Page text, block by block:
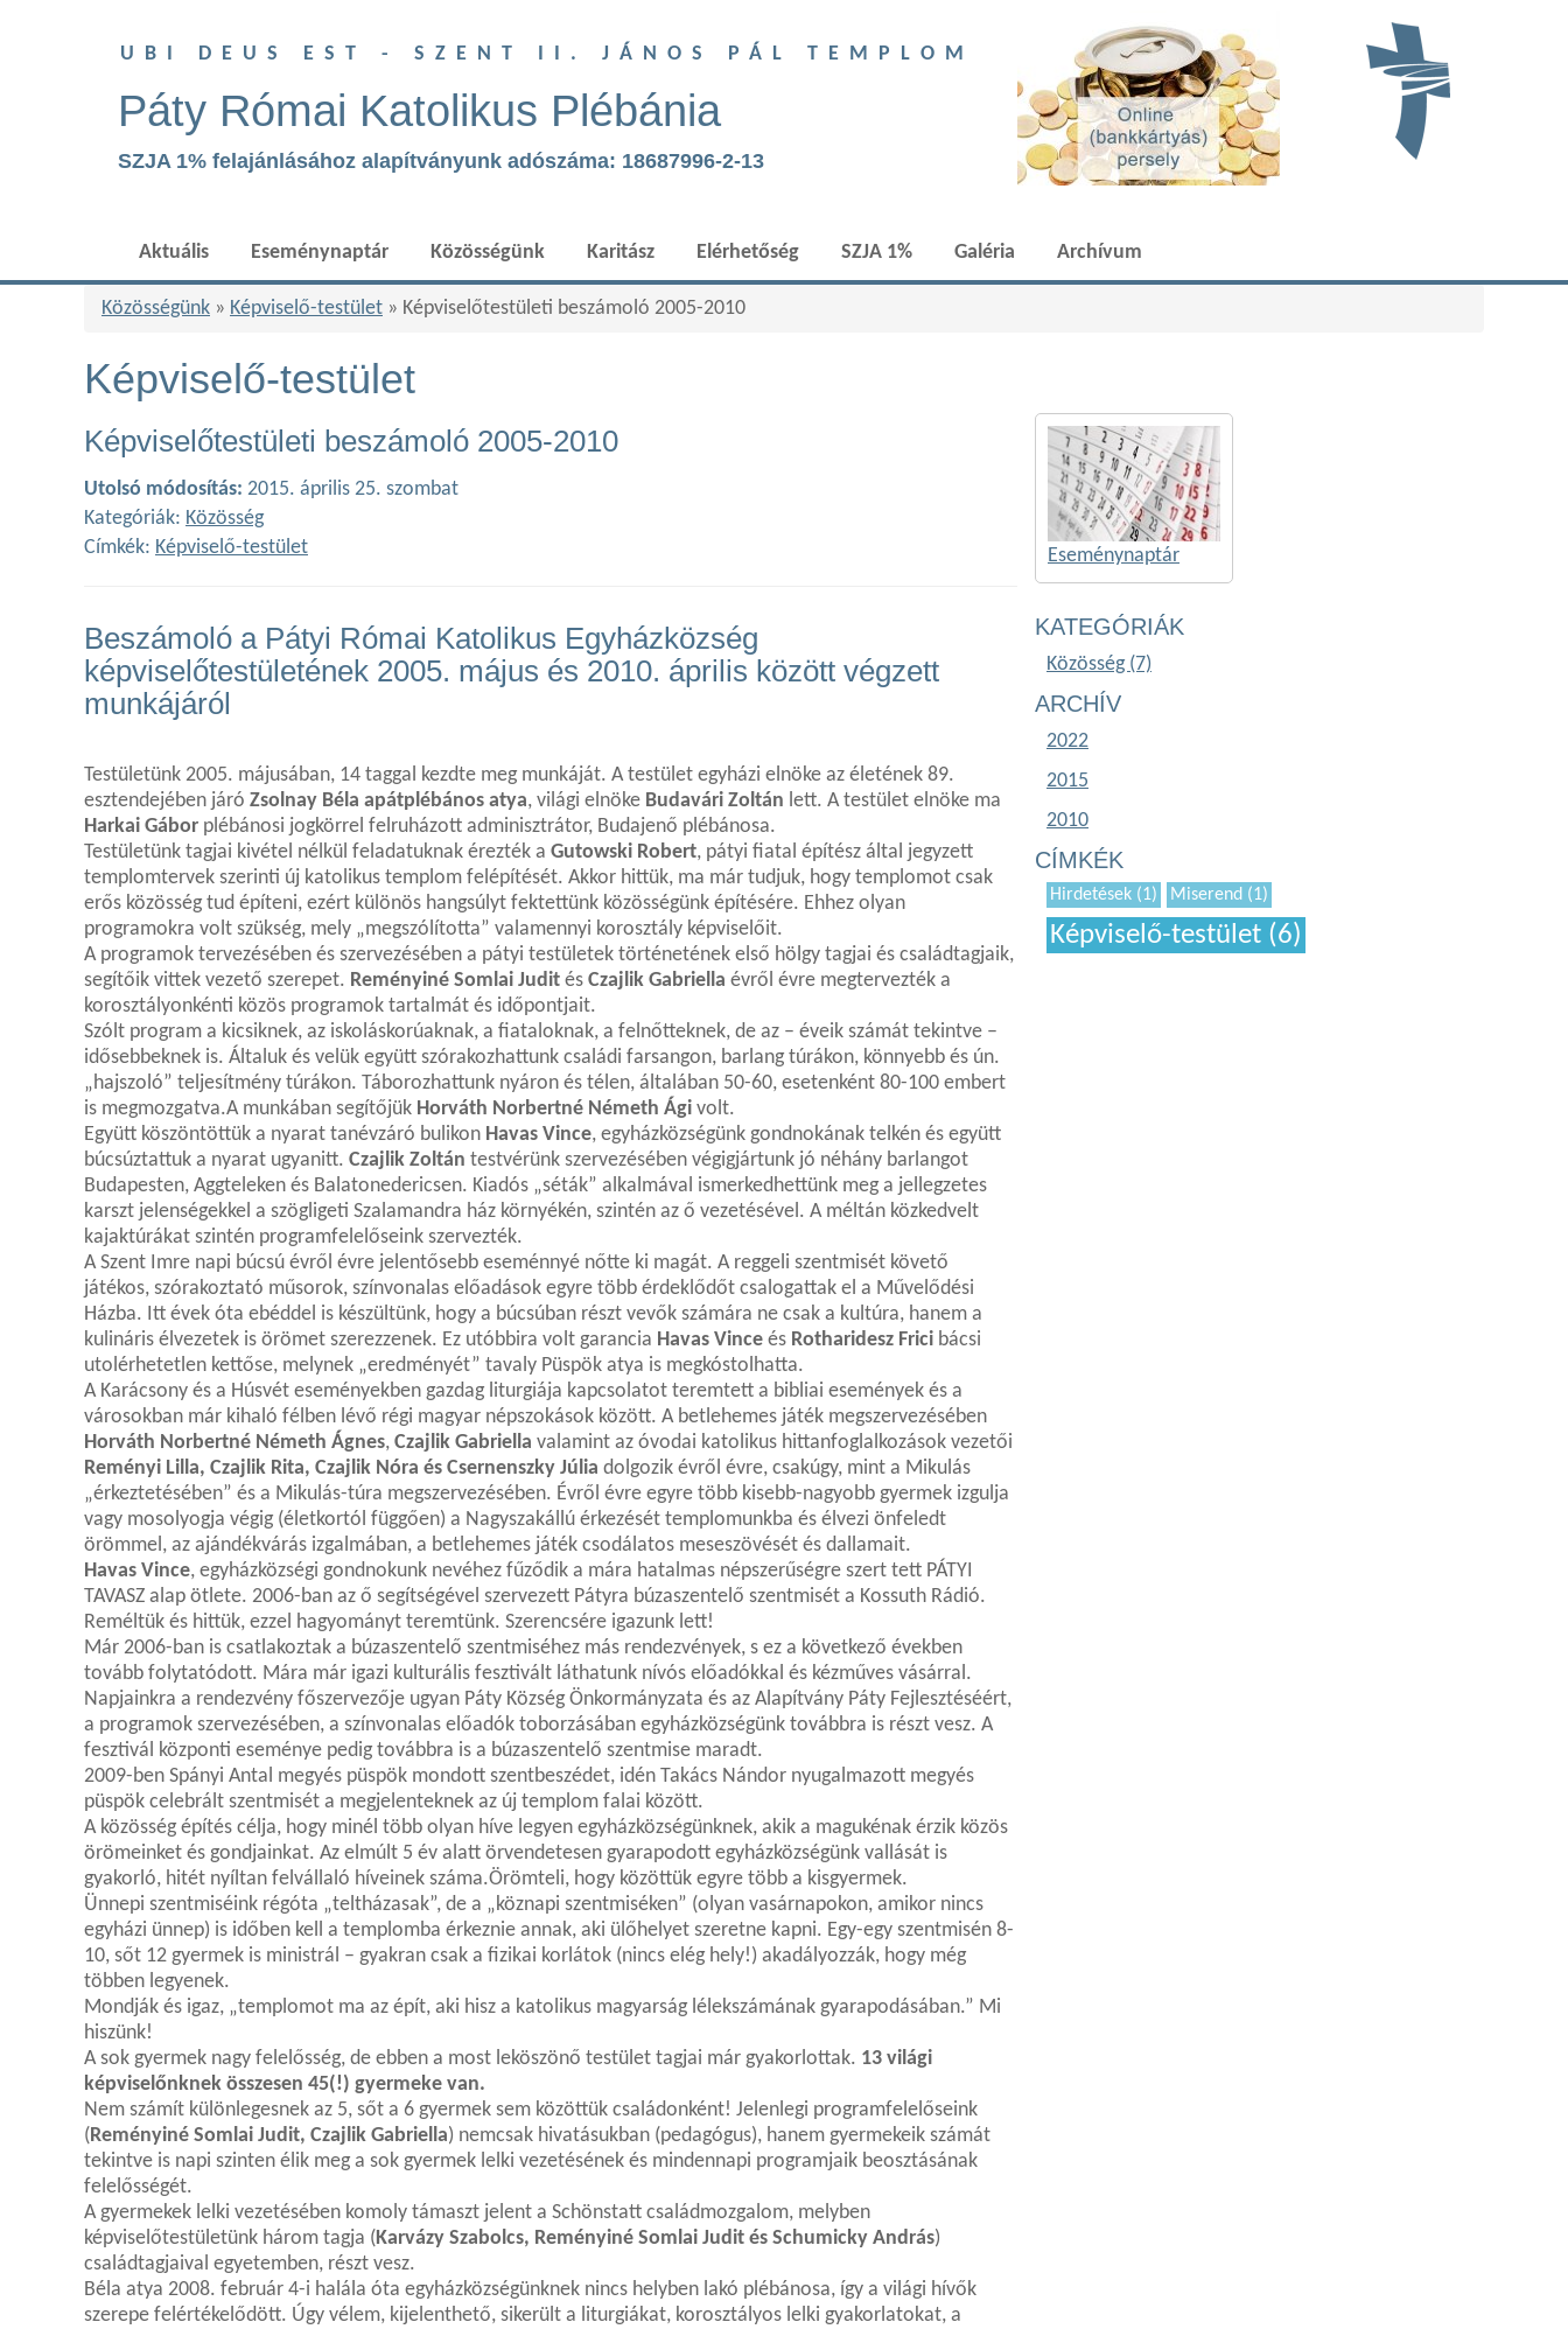
UBI DEUS EST - SZENT II. JÁNOS PÁL TEMPLOM
Páty Római Katolikus Plébánia
SZJA 1% felajánlásához alapítványunk adószáma: 18687996-2-13
Aktuális Eseménynaptár Közösségünk Karitász Elérhetőség SZJA 1% Galéria Archívum
Közösségünk » Képviselő-testület » Képviselőtestületi beszámoló 2005-2010
Képviselő-testület
Képviselőtestületi beszámoló 2005-2010
Utolsó módosítás: 2015. április 25. szombat
Kategóriák: Közösség
Címkék: Képviselő-testület
Beszámoló a Pátyi Római Katolikus Egyházközség
képviselőtestületének 2005. május és 2010. április között végzett
munkájáról
Testületünk 2005. májusában, 14 taggal kezdte meg munkáját. A testület egyházi elnöke az életének 89.
esztendejében járó Zsolnay Béla apátplébános atya, világi elnöke Budavári Zoltán lett. A testület elnöke ma
Harkai Gábor plébánosi jogkörrel felruházott adminisztrátor, Budajenő plébánosa.
Testületünk tagjai kivétel nélkül feladatuknak érezték a Gutowski Robert, pátyi fiatal építész által jegyzett
templomtervek szerinti új katolikus templom felépítését. Akkor hittük, ma már tudjuk, hogy templomot csak
erős közösség tud építeni, ezért különös hangsúlyt fektettünk közösségünk építésére. Ehhez olyan
programokra volt szükség, mely „megszólította” valamennyi korosztály képviselőit.
A programok tervezésében és szervezésében a pátyi testületek történetének első hölgy tagjai és családtagjaik,
segítőik vittek vezető szerepet. Reményiné Somlai Judit és Czajlik Gabriella évről évre megtervezték a
korosztályonkénti közös programok tartalmát és időpontjait.
Szólt program a kicsiknek, az iskoláskorúaknak, a fiataloknak, a felnőtteknek, de az – éveik számát tekintve –
idősebbeknek is. Általuk és velük együtt szórakozhattunk családi farsangon, barlang túrákon, könnyebb és ún.
„hajszoló” teljesítmény túrákon. Táborozhattunk nyáron és télen, általában 50-60, esetenként 80-100 embert
is megmozgatva.A munkában segítőjük Horváth Norbertné Németh Ági volt.
Együtt köszöntöttük a nyarat tanévzáró bulikon Havas Vince, egyházközségünk gondnokának telkén és együtt
búcsúztattuk a nyarat ugyanitt. Czajlik Zoltán testvérünk szervezésében végigjártunk jó néhány barlangot
Budapesten, Aggteleken és Balatonedericsen. Kiadós „séták” alkalmával ismerkedhettünk meg a jellegzetes
karszt jelenségekkel a szögligeti Szalamandra ház környékén, szintén az ő vezetésével. A méltán közkedvelt
kajaktúrákat szintén programfelelőseink szervezték.
A Szent Imre napi búcsú évről évre jelentősebb eseménnyé nőtte ki magát. A reggeli szentmisét követő
játékos, szórakoztató műsorok, színvonalas előadások egyre több érdeklődőt csalogattak el a Művelődési
Házba. Itt évek óta ebéddel is készültünk, hogy a búcsúban részt vevők számára ne csak a kultúra, hanem a
kulináris élvezetek is örömet szerezzenek. Ez utóbbira volt garancia Havas Vince és Rotharidesz Frici bácsi
utolérhetetlen kettőse, melynek „eredményét” tavaly Püspök atya is megkóstolhatta.
A Karácsony és a Húsvét eseményekben gazdag liturgiája kapcsolatot teremtett a bibliai események és a
városokban már kihaló félben lévő régi magyar népszokások között. A betlehemes játék megszervezésében
Horváth Norbertné Németh Ágnes, Czajlik Gabriella valamint az óvodai katolikus hittanfoglalkozások vezetői
Reményi Lilla, Czajlik Rita, Czajlik Nóra és Csernenszky Júlia dolgozik évről évre, csakúgy, mint a Mikulás
„érkeztetésében” és a Mikulás-túra megszervezésében. Évről évre egyre több kisebb-nagyobb gyermek izgulja
vagy mosolyogja végig (életkortól függően) a Nagyszakállú érkezését templomunkba és élvezi önfeledt
örömmel, az ajándékvárás izgalmában, a betlehemes játék csodálatos meseszövését és dallamait.
Havas Vince, egyházközségi gondnokunk nevéhez fűződik a mára hatalmas népszerűségre szert tett PÁTYI
TAVASZ alap ötlete. 2006-ban az ő segítségével szervezett Pátyra búzaszentelő szentmisét a Kossuth Rádió.
Reméltük és hittük, ezzel hagyományt teremtünk. Szerencsére igazunk lett!
Már 2006-ban is csatlakoztak a búzaszentelő szentmiséhez más rendezvények, s ez a következő években
tovább folytatódott. Mára már igazi kulturális fesztivált láthatunk nívós előadókkal és kézműves vásárral.
Napjainkra a rendezvény főszervezője ugyan Páty Község Önkormányzata és az Alapítvány Páty Fejlesztéséért,
a programok szervezésében, a színvonalas előadók toborzásában egyházközségünk továbbra is részt vesz. A
fesztivál központi eseménye pedig továbbra is a búzaszentelő szentmise maradt.
2009-ben Spányi Antal megyés püspök mondott szentbeszédet, idén Takács Nándor nyugalmazott megyés
püspök celebrált szentmisét a megjelenteknek az új templom falai között.
A közösség építés célja, hogy minél több olyan híve legyen egyházközségünknek, akik a magukénak érzik közös
örömeinket és gondjainkat. Az elmúlt 5 év alatt örvendetesen gyarapodott egyházközségünk vallását is
gyakorló, hitét nyíltan felvállaló híveinek száma.Örömteli, hogy közöttük egyre több a kisgyermek.
Ünnepi szentmiséink régóta „teltházasak”, de a „köznapi szentmiséken” (olyan vasárnapokon, amikor nincs
egyházi ünnep) is időben kell a templomba érkeznie annak, aki ülőhelyet szeretne kapni. Egy-egy szentmisén 8-
10, sőt 12 gyermek is ministrál – gyakran csak a fizikai korlátok (nincs elég hely!) akadályozzák, hogy még
többen legyenek.
Mondják és igaz, „templomot ma az épít, aki hisz a katolikus magyarság lélekszámának gyarapodásában.” Mi
hiszünk!
A sok gyermek nagy felelősség, de ebben a most leköszönő testület tagjai már gyakorlottak. 13 világi
képviselőnknek összesen 45(!) gyermeke van.
Nem számít különlegesnek az 5, sőt a 6 gyermek sem közöttük családonként! Jelenlegi programfelelőseink
(Reményiné Somlai Judit, Czajlik Gabriella) nemcsak hivatásukban (pedagógus), hanem gyermekeik számát
tekintve is napi szinten élik meg a sok gyermek lelki vezetésének és mindennapi programjaik beosztásának
felelősségét.
A gyermekek lelki vezetésében komoly támaszt jelent a Schönstatt családmozgalom, melyben
képviselőtestületünk három tagja (Karvázy Szabolcs, Reményiné Somlai Judit és Schumicky András)
családtagjaival egyetemben, részt vesz.
Béla atya 2008. február 4-i halála óta egyházközségünknek nincs helyben lakó plébánosa, így a világi hívők
szerepe felértékelődött. Úgy vélem, kijelenthető, sikerült a liturgiákat, korosztályos lelki gyakorlatokat, a
Eseménynaptár
KATEGÓRIÁK
Közösség (7)
ARCHÍV
2022
2015
2010
CÍMKÉK
Hirdetések (1) Miserend (1)
Képviselő-testület (6)